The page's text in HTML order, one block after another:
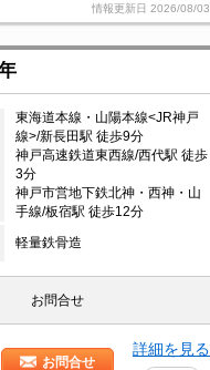
情報更新日 2026/08/03
東海道本線・山陽本線<JR神戸
線>/新長田駅 徒歩9分
神戸高速鉄道東西線/西代駅 徒歩
3分
神戸市営地下鉄北神・西神・山
手線/板宿駅 徒歩12分
軽量鉄骨造
お問合せ
お問合せ
詳細を見る